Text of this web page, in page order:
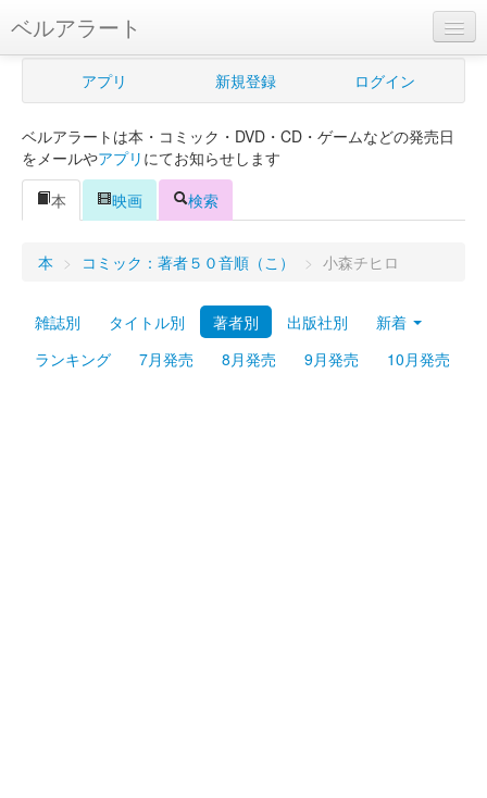
ベルアラート
ベルアラートとは
新規登録
ログイン
Myシェルフ
プレミアム
アプリ 新規登録 ログイン
ベルアラートは本・コミック・DVD・CD・ゲームなどの発売日
をメールやアプリ にてお知らせします
本
映画 検索
本 > コミック：著者５０音順（こ） > 小森チヒロ
雑誌別 タイトル別 著者別 出版社別
新着
ランキング
7月発売 8月発売 9月発売 10月発売